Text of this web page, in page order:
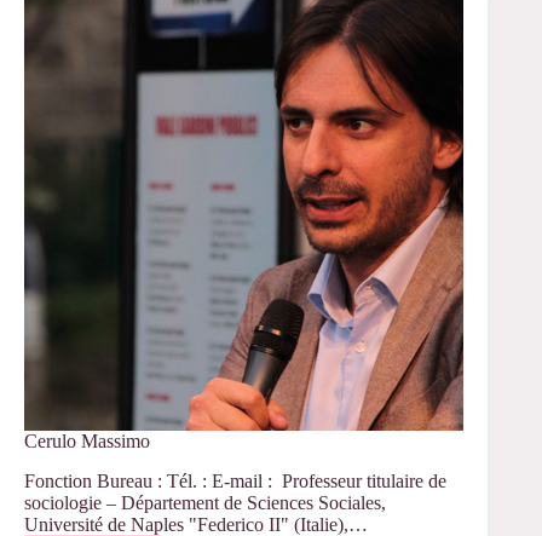
Regards
sur
l’observation
culturelle
Cerulo Massimo
Fonction Bureau : Tél. : E-mail : Professeur titulaire de
sociologie – Département de Sciences Sociales,
Université de Naples "Federico II" (Italie),…